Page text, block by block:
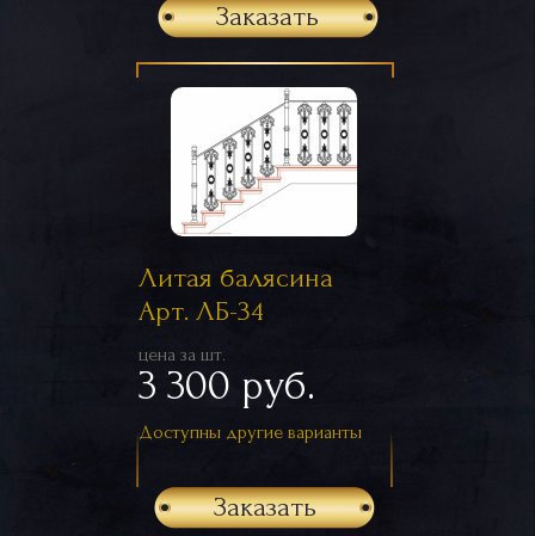
Заказать
Литая балясина
Арт. ЛБ-34
цена за шт.
3 300 руб.
Доступны другие варианты
Заказать